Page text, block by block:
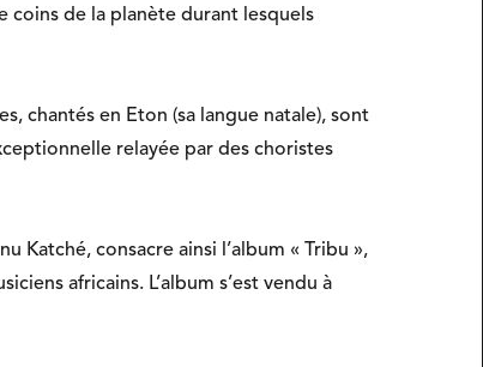
coins de la planète durant lesquels
chantés en Eton (sa langue natale), sont
relayée par des choristes
Katché, consacre ainsi l’album « Tribu »,
africains. L’album s’est vendu à